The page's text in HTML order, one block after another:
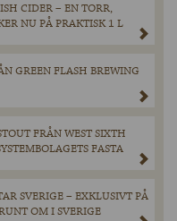
CIDER – EN TORR,
NU PÅ PRAKTISK 1 L
GREEN FLASH BREWING
FRÅN WEST SIXTH
FASTA
SVERIGE – EXKLUSIVT PÅ
OM I SVERIGE